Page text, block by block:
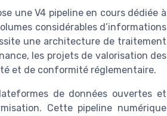
une V4 pipeline en cours dédiée à
considérables d’informations
une architecture de traitement
les projets de valorisation des
et de conformité réglementaire.
de données ouvertes et
Cette pipeline numérique